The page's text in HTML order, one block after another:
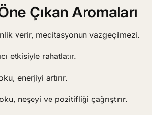
Çıkan Aromaları
verir, meditasyonun vazgeçilmezi.
etkisiyle rahatlatır.
enerjiyi artırır.
neşeyi ve pozitifliği çağrıştırır.